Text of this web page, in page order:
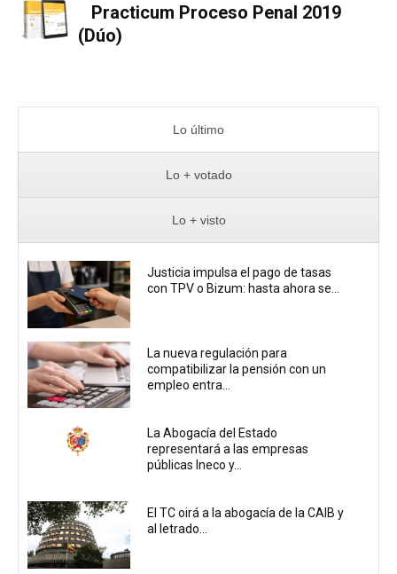
Practicum Proceso Penal 2019
(Dúo)
Lo último
Lo + votado
Lo + visto
Justicia impulsa el pago de tasas
con TPV o Bizum: hasta ahora se...
La nueva regulación para
compatibilizar la pensión con un
empleo entra...
La Abogacía del Estado
representará a las empresas
públicas Ineco y...
El TC oirá a la abogacía de la CAIB y
al letrado...